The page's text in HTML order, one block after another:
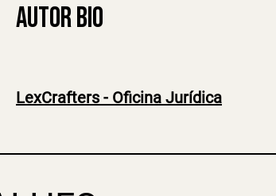
AUTOR BIO
LexCrafters - Oficina Jurídica